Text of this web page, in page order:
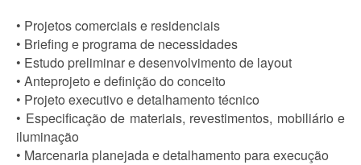
• Projetos comerciais e residenciais
• Briefing e programa de necessidades
• Estudo preliminar e desenvolvimento de layout
• Anteprojeto e definição do conceito
• Projeto executivo e detalhamento técnico
• Especificação de materiais, revestimentos, mobiliário e
iluminação
• Marcenaria planejada e detalhamento para execução